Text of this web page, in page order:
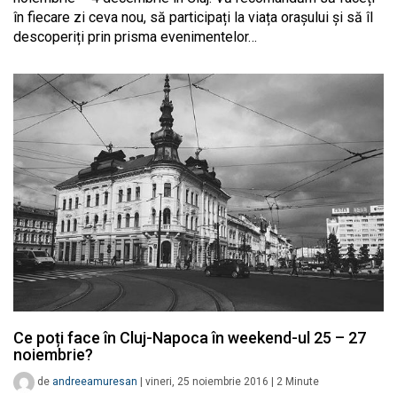
în fiecare zi ceva nou, să participați la viața orașului și să îl
descoperiți prin prisma evenimentelor…
Ce poți face în Cluj-Napoca în weekend-ul 25 – 27
noiembrie?
de andreeamuresan vineri, 25 noiembrie 2016 2 Minute